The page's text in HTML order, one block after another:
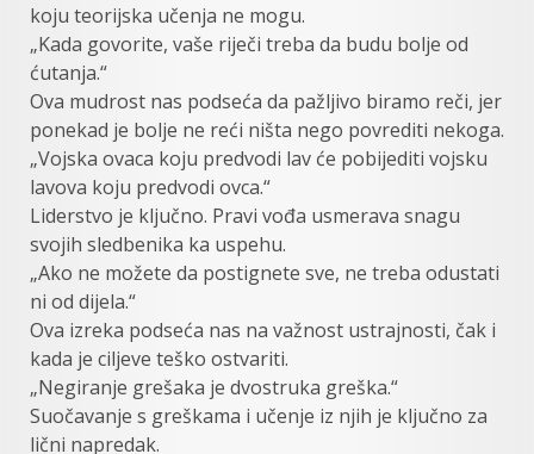
koju teorijska učenja ne mogu.
„Kada govorite, vaše riječi treba da budu bolje od
ćutanja.“
Ova mudrost nas podseća da pažljivo biramo reči, jer
ponekad je bolje ne reći ništa nego povrediti nekoga.
„Vojska ovaca koju predvodi lav će pobijediti vojsku
lavova koju predvodi ovca.“
Liderstvo je ključno. Pravi vođa usmerava snagu
svojih sledbenika ka uspehu.
„Ako ne možete da postignete sve, ne treba odustati
ni od dijela.“
Ova izreka podseća nas na važnost ustrajnosti, čak i
kada je ciljeve teško ostvariti.
„Negiranje grešaka je dvostruka greška.“
Suočavanje s greškama i učenje iz njih je ključno za
lični napredak.